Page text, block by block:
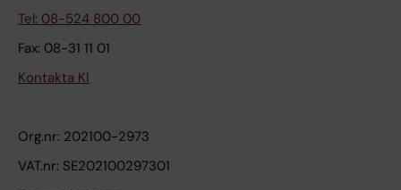
Tel: 08-524 800 00
Fax: 08-31 11 01
Kontakta KI
Org.nr: 202100-2973
VAT.nr: SE202100297301